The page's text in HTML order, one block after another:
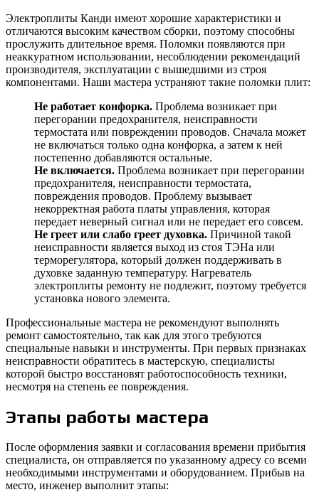
Электроплиты Канди имеют хорошие характеристики и
отличаются высоким качеством сборки, поэтому способны
прослужить длительное время. Поломки появляются при
неаккуратном использовании, несоблюдении рекомендаций
производителя, эксплуатации с вышедшими из строя
компонентами. Наши мастера устраняют такие поломки плит:
Не работает конфорка. Проблема возникает при
перегорании предохранителя, неисправности
термостата или повреждении проводов. Сначала может
не включаться только одна конфорка, а затем к ней
постепенно добавляются остальные.
Не включается. Проблема возникает при перегорании
предохранителя, неисправности термостата,
повреждения проводов. Проблему вызывает
некорректная работа платы управления, которая
передает неверный сигнал или не передает его совсем.
Не греет или слабо греет духовка. Причиной такой
неисправности является выход из стоя ТЭНа или
терморегулятора, который должен поддерживать в
духовке заданную температуру. Нагреватель
электроплиты ремонту не подлежит, поэтому требуется
установка нового элемента.
Профессиональные мастера не рекомендуют выполнять
ремонт самостоятельно, так как для этого требуются
специальные навыки и инструменты. При первых признаках
неисправности обратитесь в мастерскую, специалисты
которой быстро восстановят работоспособность техники,
несмотря на степень ее повреждения.
Этапы работы мастера
После оформления заявки и согласования времени прибытия
специалиста, он отправляется по указанному адресу со всеми
необходимыми инструментами и оборудованием. Прибыв на
место, инженер выполнит этапы: